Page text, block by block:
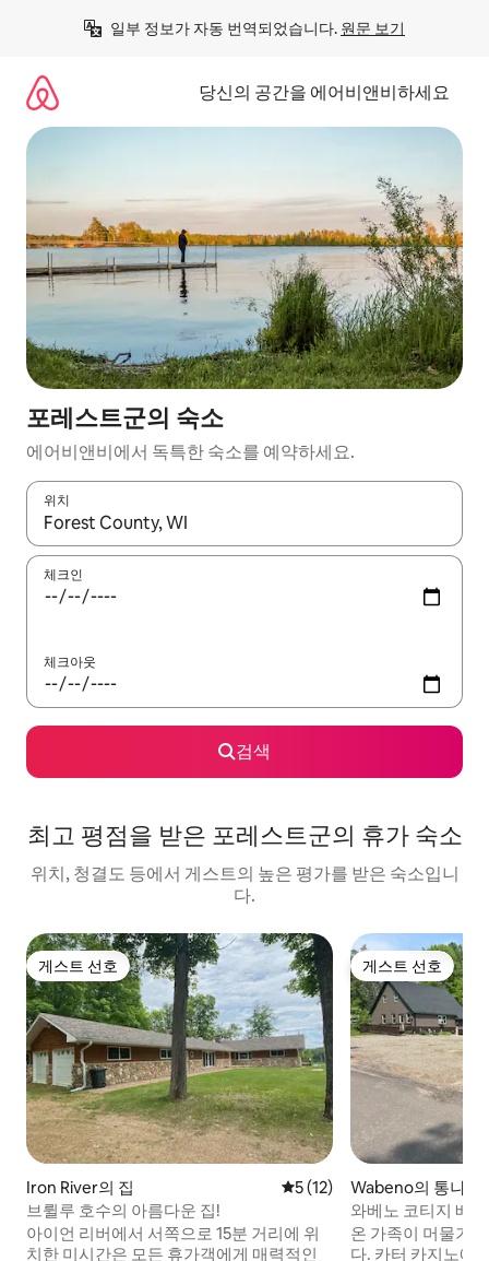
일부 정보가 자동 번역되었습니다. 원문 보기
당신의 공간을 에어비앤비하세요
포레스트군의 숙소
에어비앤비에서 독특한 숙소를 예약하세요.
위치
결과가 나오면 위·아래 화살표 키를 사용하거나 터치 또는 스와이
체크인
체크아웃
검색
최고 평점을 받은 포레스트군의 휴가 숙소
위치, 청결도 등에서 게스트의 높은 평가를 받은 숙소입니
다.
게스트 선호
게스트 선호
Iron River의 집 평점 5점(5점 만점), 후기 12
5 (12)
브륄루 호수의 아름다운 집!
아이언 리버에서 서쪽으로 15분 거리에 위
치한 미시간은 모든 휴가객에게 매력적인
게스트 선호
게스트 선호
Wabeno의 통나무
와베노 코티지 베
온 가족이 머물기
다. 카터 카지노에서 불과 4분 거리에 위치